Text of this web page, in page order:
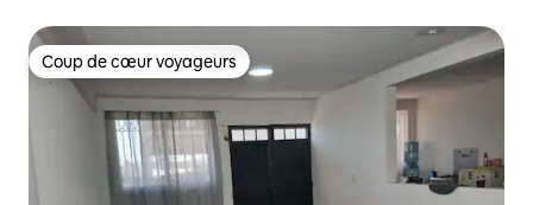
Coup de cœur voyageurs
Coup de cœur voyageurs